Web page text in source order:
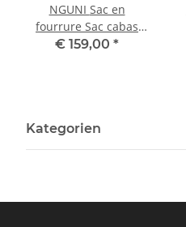
NGUNI Sac en
fourrure Sac cabas
Sac fourre-tout
€ 159,00 *
Kategorien